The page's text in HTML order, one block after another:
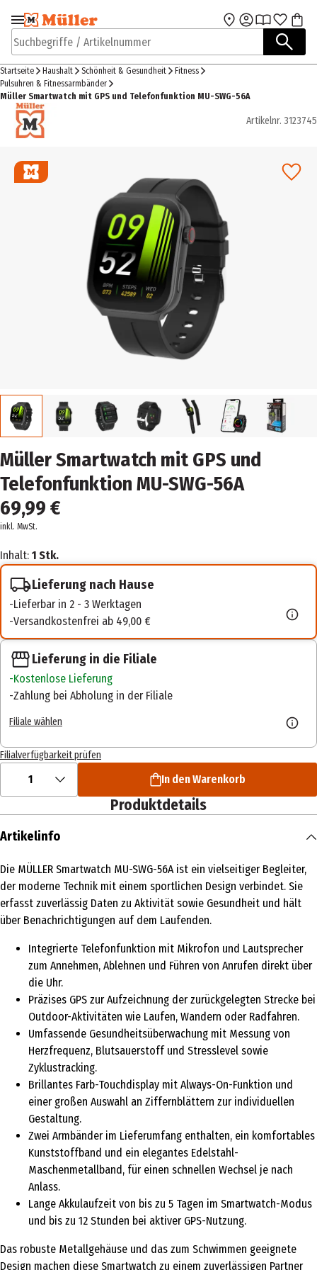
Zur Navigation
springen
Zum Hauptinhalt
Suchbegriffe / Artikelnummer
Startseite Haushalt Schönheit & Gesundheit
Fitness
Pulsuhren & Fitnessarmbänder
Müller Smartwatch mit GPS und Telefonfunktion MU-SWG-56A
Artikelnr. 3123745
Müller Smartwatch mit GPS und
Telefonfunktion MU-SWG-56A
69,99 €
inkl. MwSt.
Inhalt: 1 Stk.
Lieferung nach Hause
Lieferbar in 2 - 3 Werktagen
Versandkostenfrei ab 49,00 €
Lieferung in die Filiale
Kostenlose Lieferung
Zahlung bei Abholung in der Filiale
Filiale wählen
Filialverfügbarkeit prüfen
1 In den Warenkorb
Produktdetails
Artikelinfo
Die MÜLLER Smartwatch MU-SWG-56A ist ein vielseitiger Begleiter,
der moderne Technik mit einem sportlichen Design verbindet. Sie
erfasst zuverlässig Daten zu Aktivität sowie Gesundheit und hält
über Benachrichtigungen auf dem Laufenden.
Integrierte Telefonfunktion mit Mikrofon und Lautsprecher
zum Annehmen, Ablehnen und Führen von Anrufen direkt über
die Uhr.
Präzises GPS zur Aufzeichnung der zurückgelegten Strecke bei
Outdoor-Aktivitäten wie Laufen, Wandern oder Radfahren.
Umfassende Gesundheitsüberwachung mit Messung von
Herzfrequenz, Blutsauerstoff und Stresslevel sowie
Zyklustracking.
Brillantes Farb-Touchdisplay mit Always-On-Funktion und
einer großen Auswahl an Ziffernblättern zur individuellen
Gestaltung.
Zwei Armbänder im Lieferumfang enthalten, ein komfortables
Kunststoffband und ein elegantes Edelstahl-
Maschenmetallband, für einen schnellen Wechsel je nach
Anlass.
Lange Akkulaufzeit von bis zu 5 Tagen im Smartwatch-Modus
und bis zu 12 Stunden bei aktiver GPS-Nutzung.
Das robuste Metallgehäuse und das zum Schwimmen geeignete
Design machen diese Smartwatch zu einem zuverlässigen Partner